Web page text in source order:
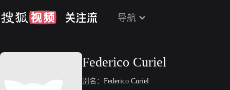
导航
Federico Curiel
别名： Federico Curiel